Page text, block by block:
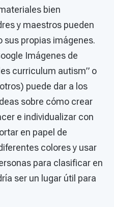
bien
y maestros pueden
sus propias imágenes.
Imágenes de
curriculum autism” o
puede dar a los
sobre cómo crear
e individualizar con
en papel de
colores y usar
para clasificar en
ser un lugar útil para